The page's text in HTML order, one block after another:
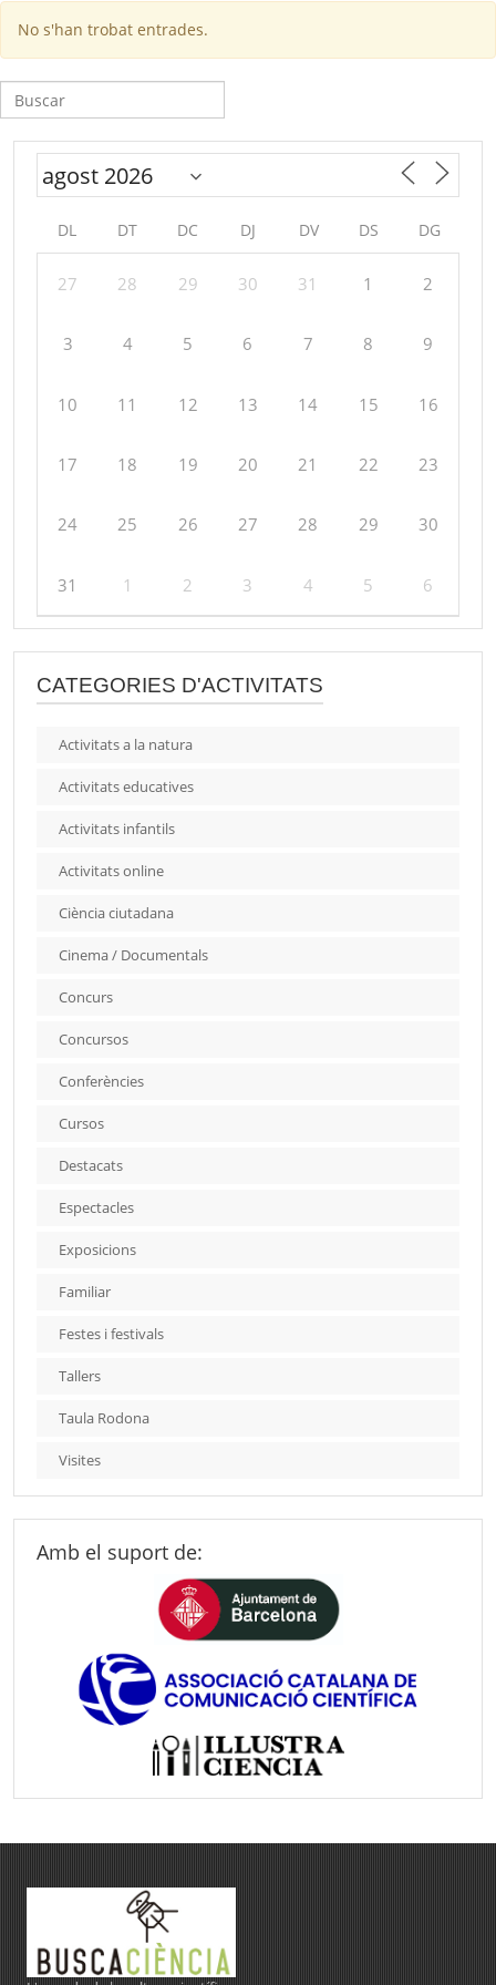
No s'han trobat entrades.
Cerca:
DL DT DC DJ DV DS DG
27 28 29 30 31 1 2
3 4 5 6 7 8 9
10 11 12 13 14 15 16
17 18 19 20 21 22 23
24 25 26 27 28 29 30
31 1 2 3 4 5 6
CATEGORIES D'ACTIVITATS
Activitats a la natura
Activitats educatives
Activitats infantils
Activitats online
Ciència ciutadana
Cinema / Documentals
Concurs
Concursos
Conferències
Cursos
Destacats
Espectacles
Exposicions
Familiar
Festes i festivals
Tallers
Taula Rodona
Visites
Amb el suport de: